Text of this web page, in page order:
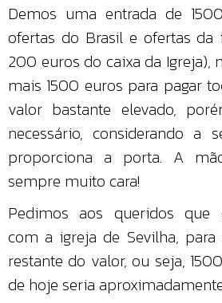
Demos uma entrada de
ofertas do Brasil e ofertas da
200 euros do caixa da Igreja),
mais 1500 euros para pagar
valor bastante elevado,
necessário, considerando a
proporciona a porta. A
sempre muito cara!
Pedimos aos queridos que
com a igreja de Sevilha,
restante do valor, ou seja,
de hoje seria